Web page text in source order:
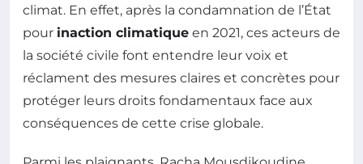
climat. En effet, après la condamnation de l’État
pour inaction climatique en 2021, ces acteurs de
la société civile font entendre leur voix et
réclament des mesures claires et concrètes pour
protéger leurs droits fondamentaux face aux
conséquences de cette crise globale.